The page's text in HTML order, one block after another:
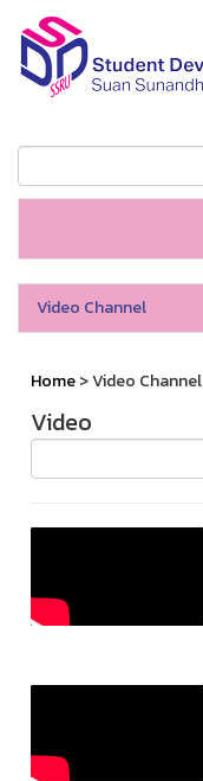
Video Channel
Home> Video Channel
Video